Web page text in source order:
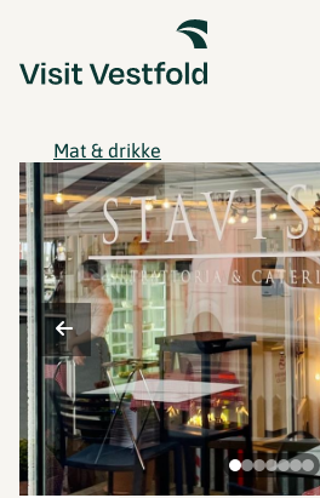
Mat & drikke